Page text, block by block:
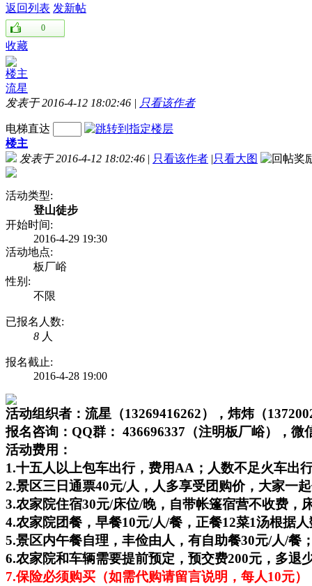
返回列表 发新帖
0
收藏
楼主
流星
发表于 2016-4-12 18:02:46 | 只看该作者
电梯直达
楼主
发表于 2016-4-12 18:02:46 | 只看该作者 |只看大图
活动类型:
登山徒步
开始时间:
2016-4-29 19:30
活动地点:
板厂峪
性别:
不限
已报名人数:
8 人
报名截止:
2016-4-28 19:00
活动组织者：流星（13269416262），炜炜（
报名咨询：QQ群： 436696337（注明板厂峪），
活动费用：
1.十五人以上包车出行，费用AA；人数不足火车出
2.景区三日通票40元/人，人多享受团购价，大家一
3.农家院住宿30元/床位/晚，自带帐篷宿营不收费，
4.农家院团餐，早餐10元/人/餐，正餐12菜1汤根据
5.景区内午餐自理，丰俭由人，有自助餐30元/人/餐
6.农家院和车辆需要提前预定，预交费200元，多退
7.保险必须购买（如需代购请留言说明，每人10元）